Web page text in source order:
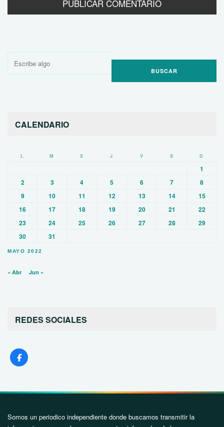
Buscar
CALENDARIO
MAYO 2022
L M X J V S D
1
2
3 4 5 6 7
8
9
10 11 12 13 14
15
16
17 18 19 20 21
22
23
24 25 26 27 28
29
30
31
« Abr Jun »
REDES SOCIALES
Somos un periodico independiente donde buscamos transmitir la